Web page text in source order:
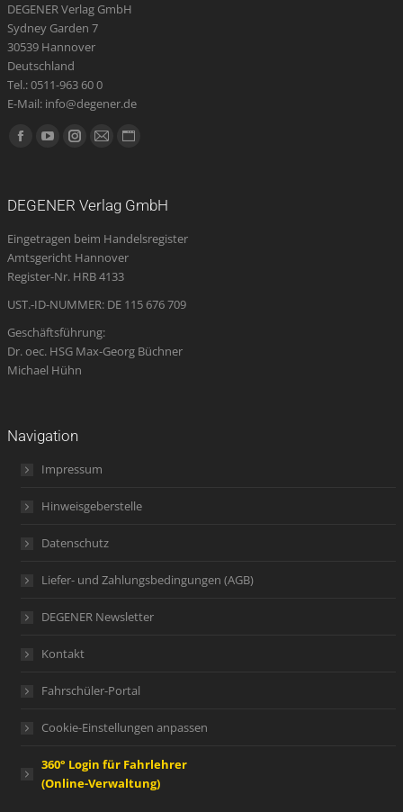
DEGENER Verlag GmbH
Sydney Garden 7
30539 Hannover
Deutschland
Tel.: 0511-963 60 0
E-Mail: info@degener.de
Finden Sie uns auf:
Facebook
new
window
YouTube
new
window
Instagram
new
window
E-
opens
in
new
Website
new
DEGENER Verlag GmbH
Eingetragen beim Handelsregister
Amtsgericht Hannover
Register-Nr. HRB 4133
UST.-ID-NUMMER: DE 115 676 709
Geschäftsführung:
Dr. oec. HSG Max-Georg Büchner
Michael Hühn
Navigation
Impressum
Hinweisgeberstelle
Datenschutz
Liefer- und Zahlungsbedingungen (AGB)
DEGENER Newsletter
Kontakt
Fahrschüler-Portal
Cookie-Einstellungen anpassen
360° Login für Fahrlehrer
(Online-Verwaltung)